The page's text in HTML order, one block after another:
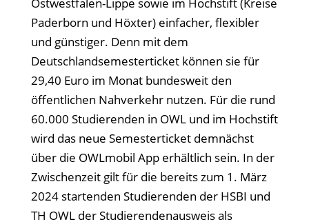
Paderborn und Höxter) einfacher, flexibler
und günstiger. Denn mit dem
Deutschlandsemesterticket können sie für
29,40 Euro im Monat bundesweit den
öffentlichen Nahverkehr nutzen. Für die rund
60.000 Studierenden in OWL und im Hochstift
wird das neue Semesterticket demnächst
über die OWLmobil App erhältlich sein. In der
Zwischenzeit gilt für die bereits zum 1. März
2024 startenden Studierenden der HSBI und
TH OWL der Studierendenausweis als